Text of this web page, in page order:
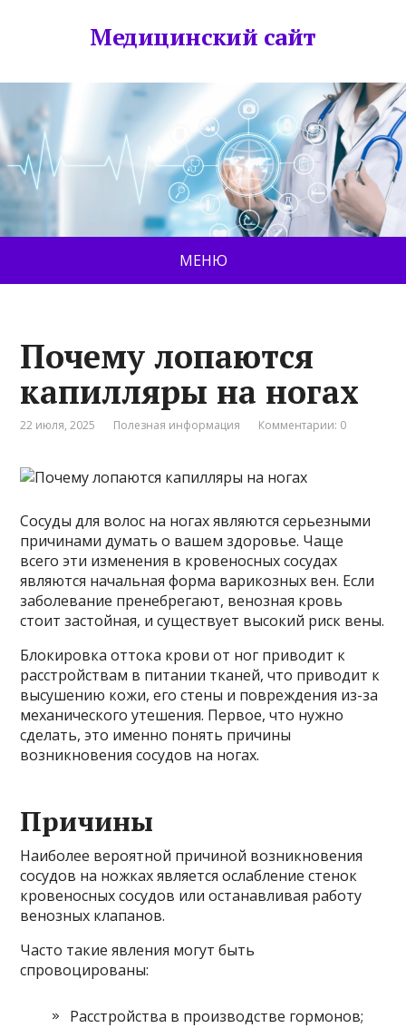
Медицинский сайт
МЕНЮ
Почему лопаются
капилляры на ногах
22 июля, 2025 Полезная информация Комментарии: 0
Сосуды для волос на ногах являются серьезными
причинами думать о вашем здоровье. Чаще
всего эти изменения в кровеносных сосудах
являются начальная форма варикозных вен. Если
заболевание пренебрегают, венозная кровь
стоит застойная, и существует высокий риск вены.
Блокировка оттока крови от ног приводит к
расстройствам в питании тканей, что приводит к
высушению кожи, его стены и повреждения из-за
механического утешения. Первое, что нужно
сделать, это именно понять причины
возникновения сосудов на ногах.
Причины
Наиболее вероятной причиной возникновения
сосудов на ножках является ослабление стенок
кровеносных сосудов или останавливая работу
венозных клапанов.
Часто такие явления могут быть
спровоцированы:
Расстройства в производстве гормонов;